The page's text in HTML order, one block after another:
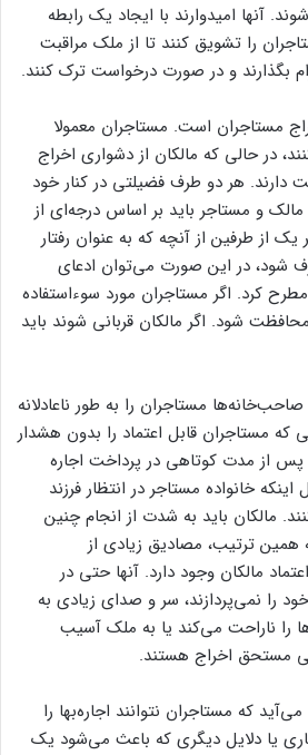
آنها امیدوارند با ایجاد یک رابطه
را تشویق کنند تا از ملک مراقبت
بگذارند و در صورت درخواست ترک کنند.
مستاجران است. مستاجران معمولا
در حالی که مالکان از دشواری اخراج
دارند. هر دو طرف فضیلتی در کنار خود
و مستاجر باید بر اساس درجه‌‌‌‌ای از
یک از طرفین از آنچه که به عنوان رفتار
شود، در این صورت می‌توان ادعای
کرد. اگر مستاجران مورد سوءاستفاده
محافظت شود. اگر مالکان قربانی شوند باید
مستاجران را به طور ناعادلانه
که مستاجران قابل اعتماد را بدون هشدار
پس از مدت کوتاهی در پرداخت اجاره
اینکه خانواده مستاجر در انتظار فرزند
مالکان باید به شدت از انجام چنین
همین ترتیب، مصادیق زیادی از
مالکان وجود دارد. آنها حتی در
را نمی‌‌‌‌پردازند، سر و صدای زیادی به
را ناراحت می‌کند یا به ملک آسیب
مستحق اخراج هستند.
که مستاجران نتوانند اجاره‌‌‌‌بها را
یا دلایل دیگری که باعث می‌شود یک